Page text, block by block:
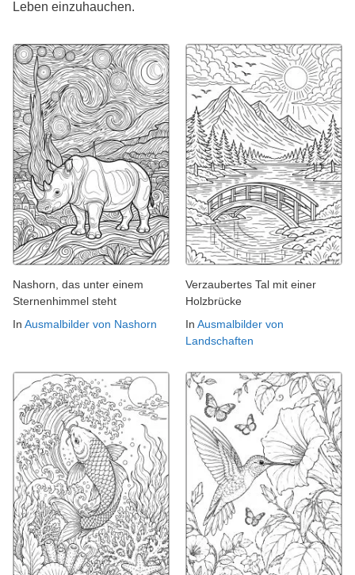
Leben einzuhauchen.
Nashorn, das unter einem
Sternenhimmel steht
In Ausmalbilder von Nashorn
Verzaubertes Tal mit einer
Holzbrücke
In Ausmalbilder von
Landschaften